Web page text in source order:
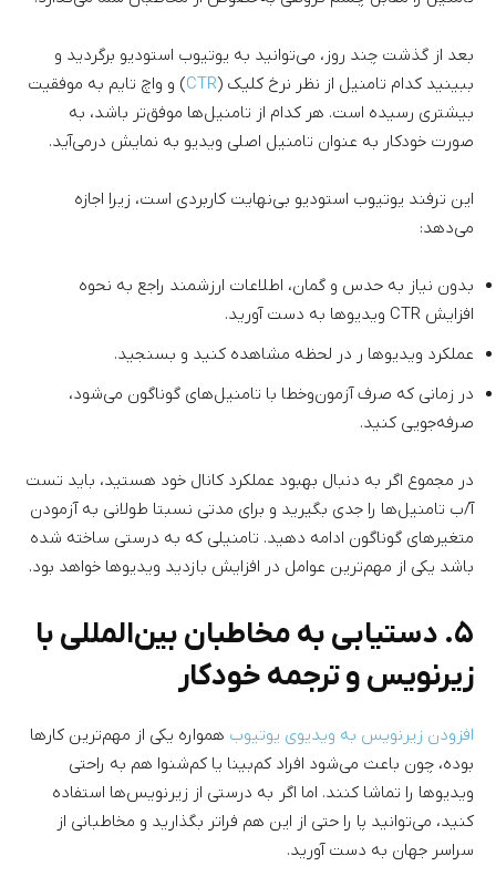
بعد از گذشت چند روز، می‌توانید به یوتیوب استودیو برگردید و
ببینید کدام تامنیل از نظر نرخ کلیک (CTR) و واچ تایم به موفقیت
بیشتری رسیده است. هر کدام از تامنیل‌ها موفق‌تر باشد، به
صورت خودکار به عنوان تامنیل اصلی ویدیو به نمایش درمی‌آید.
این ترفند یوتیوب استودیو بی‌نهایت کاربردی است، زیرا اجازه
می‌دهد:
بدون نیاز به حدس و گمان، اطلاعات ارزشمند راجع به نحوه
افزایش CTR ویدیوها به دست آورید.
عملکرد ویدیوها ر در لحظه مشاهده کنید و بسنجید.
در زمانی که صرف آزمون‌وخطا با تامنیل‌های گوناگون می‌شود،
صرفه‌جویی کنید.
در مجموع اگر به دنبال بهبود عملکرد کانال خود هستید، باید تست
آ/ب تامنیل‌ها را جدی بگیرید و برای مدتی نسبتا طولانی به آزمودن
متغیرهای گوناگون ادامه دهید. تامنیلی که به درستی ساخته شده
باشد یکی از مهم‌ترین عوامل در افزایش بازدید ویدیوها خواهد بود.
۵. دستیابی به مخاطبان بین‌المللی با
زیرنویس و ترجمه خودکار
افزودن زیرنویس به ویدیوی یوتیوب همواره یکی از مهم‌ترین کارها
بوده، چون باعث می‌شود افراد کم‌بینا یا کم‌شنوا هم به راحتی
ویدیوها را تماشا کنند. اما اگر به درستی از زیرنویس‌ها استفاده
کنید، می‌توانید پا را حتی از این هم فراتر بگذارید و مخاطبانی از
سراسر جهان به دست آورید.